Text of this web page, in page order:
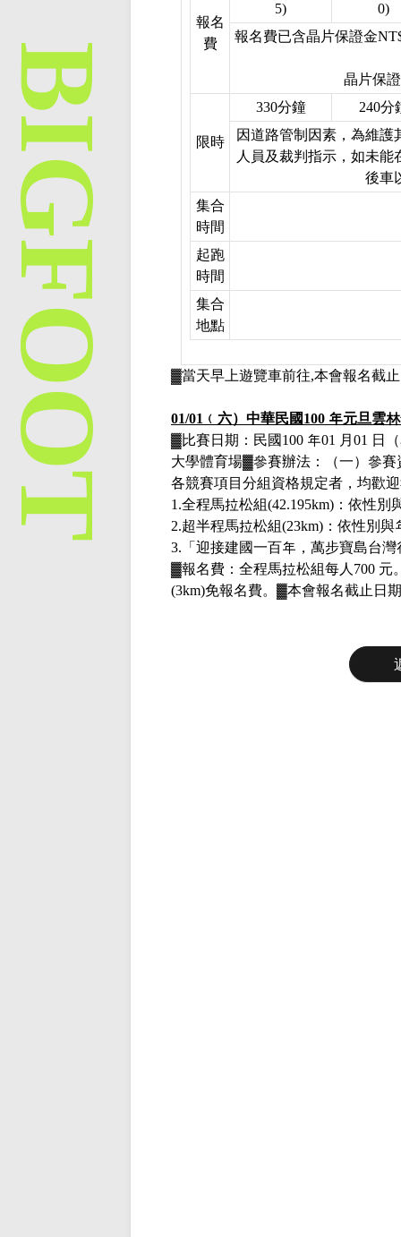
報名
費
5)
0)
報名費已含晶片保證金
晶片保
限時
330分鐘 240分
因道路管制因素，為維
人員及裁判指示，如未
後車
集合
時間
起跑
時間
集合
地點
▓當天早上遊覽車前往,本會報名截
01/01 ﹙六） 中華民國100 年元旦雲
▓比賽日期：民國100 年01 月 01 日
大學體育場▓參賽辦法：（一）參
各競賽項目分組資格規定者，均歡
1.全程馬拉松組(42.195km) ：依性別
2.超半程馬拉松組(23km) ：依性別
3. 「迎接建國一百年，萬步寶島台
▓報名費：全程馬拉松組每人 700 元
(3km)免報名費。▓本會報名截止日期